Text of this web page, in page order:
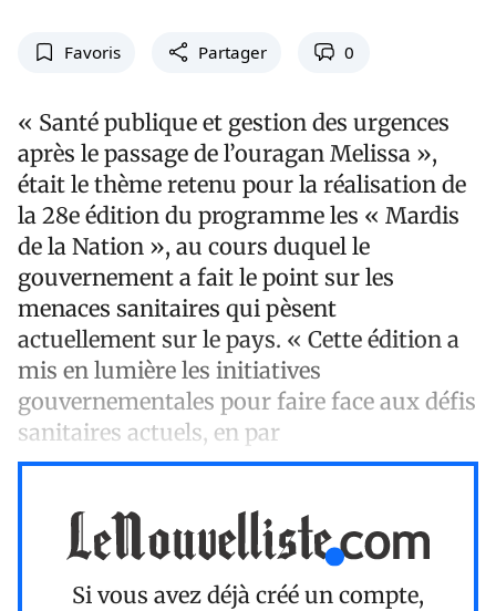
Favoris Partager 0
« Santé publique et gestion des urgences
après le passage de l’ouragan Melissa »,
était le thème retenu pour la réalisation de
la 28e édition du programme les « Mardis
de la Nation », au cours duquel le
gouvernement a fait le point sur les
menaces sanitaires qui pèsent
actuellement sur le pays. « Cette édition a
mis en lumière les initiatives
gouvernementales pour faire face aux défis
sanitaires actuels, en par
Si vous avez déjà créé un compte,